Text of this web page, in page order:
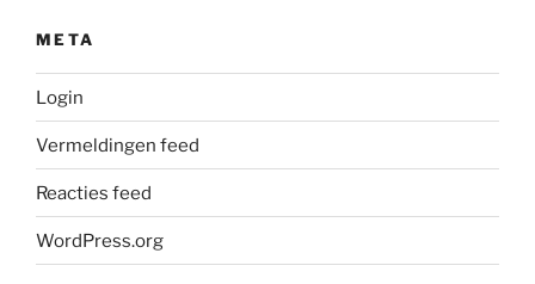
META
Login
Vermeldingen feed
Reacties feed
WordPress.org